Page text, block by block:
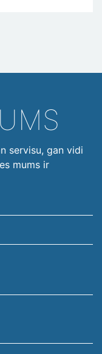
servisu, gan vidi
mums ir